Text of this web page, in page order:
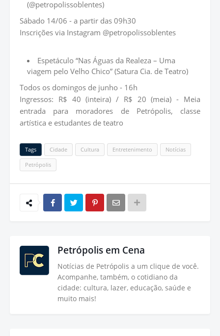
(@petropolissoblentes)
Sábado 14/06 - a partir das 09h30
Inscrições via Instagram @petropolissoblentes
Espetáculo “Nas Águas da Realeza – Uma
viagem pelo Velho Chico” (Satura Cia. de Teatro)
Todos os domingos de junho - 16h
Ingressos: R$ 40 (inteira) / R$ 20 (meia) - Meia
entrada para moradores de Petrópolis, classe
artística e estudantes de teatro
Tags Cidade Cultura Entretenimento Notícias
Petrópolis
Petrópolis em Cena
Notícias de Petrópolis a um clique de você.
Acompanhe, também, o cotidiano da
cidade: cultura, lazer, educação, saúde e
muito mais!